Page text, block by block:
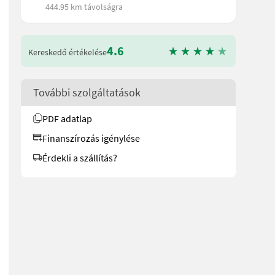
-Zentrale Schmierstellen -2 Leiter DLA -Netzbindung -5
444.95 km távolságra
Kereskedő értékelése4.6
További szolgáltatások
PDF adatlap
Finanszírozás igénylése
Érdekli a szállítás?